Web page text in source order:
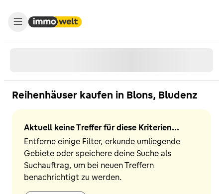
Reihenhäuser kaufen in Blons, Bludenz
Aktuell keine Treffer für diese Kriterien...
Entferne einige Filter, erkunde umliegende
Gebiete oder speichere deine Suche als
Suchauftrag, um bei neuen Treffern
benachrichtigt zu werden.